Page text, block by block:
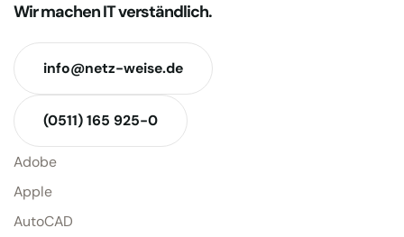
Wir machen IT verständlich.
info@netz-weise.de
(0511) 165 925-0
Adobe
Apple
AutoCAD